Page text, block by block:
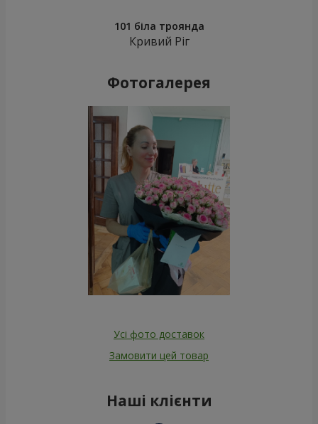
101 біла троянда
Кривий Ріг
Фотогалерея
Усі фото доставок
Замовити цей товар
Наші клієнти